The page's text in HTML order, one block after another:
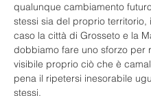
qualunque cambiamento
stessi sia del proprio territorio,
caso la città di Grosseto e la
dobbiamo fare uno sforzo per
visibile proprio ciò che è
pena il ripetersi inesorabile
stessi.